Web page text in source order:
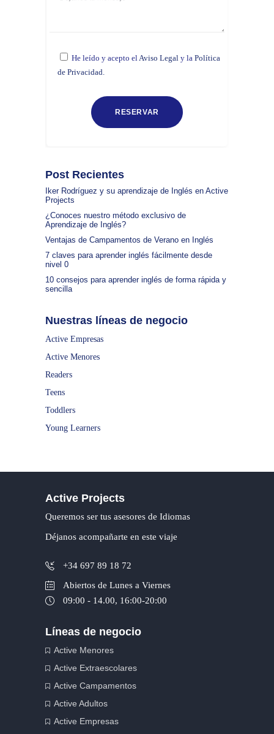
He leído y acepto elAviso Legal y la Política
de Privacidad.
Post Recientes
Iker Rodríguez y su aprendizaje de Inglés en Active
Projects
¿Conoces nuestro método exclusivo de
Aprendizaje de Inglés?
Ventajas de Campamentos de Verano en Inglés
7 claves para aprender inglés fácilmente desde
nivel 0
10 consejos para aprender inglés de forma rápida y
sencilla
Nuestras líneas de negocio
Active Empresas
Active Menores
Readers
Teens
Toddlers
Young Learners
Active Projects
Queremos ser tus asesores de Idiomas
Déjanos acompañarte en este viaje
+34 697 89 18 72
Abiertos de Lunes a Viernes
09:00 - 14.00, 16:00-20:00
Líneas de negocio
Active Menores
Active Extraescolares
Active Campamentos
Active Adultos
Active Empresas